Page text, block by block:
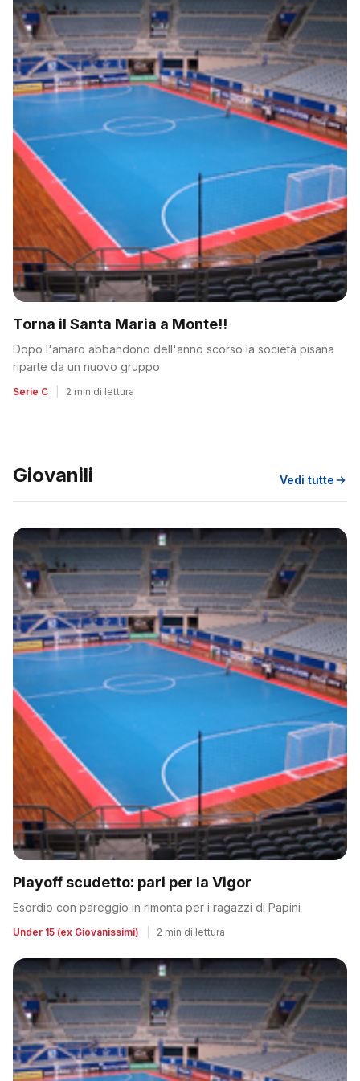
Torna il Santa Maria a Monte!!
Dopo l'amaro abbandono dell'anno scorso la società pisana
riparte da un nuovo gruppo
Serie C 2 min di lettura
Giovanili Vedi tutte
Playoff scudetto: pari per la Vigor
Esordio con pareggio in rimonta per i ragazzi di Papini
Under 15 (ex Giovanissimi) 2 min di lettura